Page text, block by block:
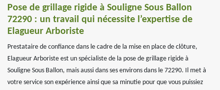
Pose de grillage rigide à Souligne Sous Ballon
72290 : un travail qui nécessite l’expertise de
Elagueur Arboriste
Prestataire de confiance dans le cadre de la mise en place de clôture,
Elagueur Arboriste est un spécialiste de la pose de grillage rigide à
Souligne Sous Ballon, mais aussi dans ses environs dans le 72290. Il met à
votre service son expérience ainsi que sa minutie pour que vous puissiez